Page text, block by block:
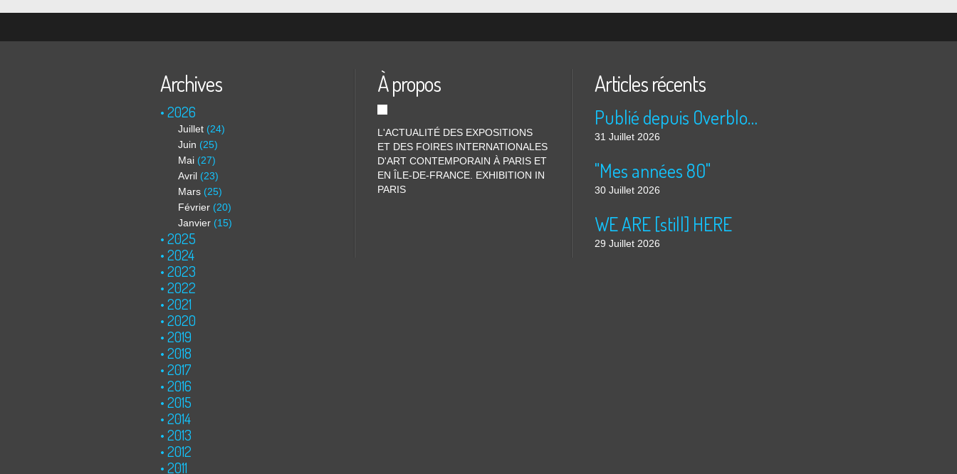
Archives
2026
Juillet (24)
Juin (25)
Mai (27)
Avril (23)
Mars (25)
Février (20)
Janvier (15)
2025
2024
2023
2022
2021
2020
2019
2018
2017
2016
2015
2014
2013
2012
2011
À propos
L'ACTUALITÉ DES EXPOSITIONS
ET DES FOIRES INTERNATIONALES
D'ART CONTEMPORAIN À PARIS ET
EN ÎLE-DE-FRANCE. EXHIBITION IN
PARIS
Articles récents
Publié depuis Overblog et Facebook
31 Juillet 2026
"Mes années 80"
30 Juillet 2026
WE ARE [still] HERE
29 Juillet 2026